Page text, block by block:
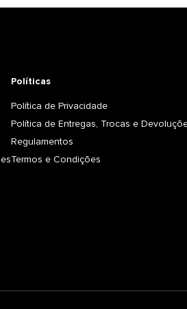
Políticas
Política de Privacidade
Política de Entregas, Trocas e
Regulamentos
Termos e Condições